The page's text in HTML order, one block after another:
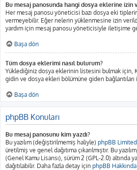
Bu mesaj panosunda hangi dosya eklerine izin
Her mesaj panosu yöneticisi bazı dosya eki
vermeyebilir. Eğer nelerin yüklenmesine izin
yardım için mesaj panosu yöneticisiyle iletişime
Başa dön
Tüm dosya eklerimi nasıl bulurum?
Yüklediğiniz dosya eklerinin listesini bulmak için,
gidin ve dosya ekleri bölümüne giden bağlantıları
Başa dön
phpBB Konuları
Bu mesaj panosunu kim yazdı?
Bu yazılım (değiştirilmemiş haliyle) phpBB Limited
üretilmiş ve genel dağıtıma çıkarılmıştır. Bu
(Genel Kamu Lisansı), sürüm 2 (GPL-2.0) altında
dağıtılabilir. Daha fazla detay için phpBB Hakkında